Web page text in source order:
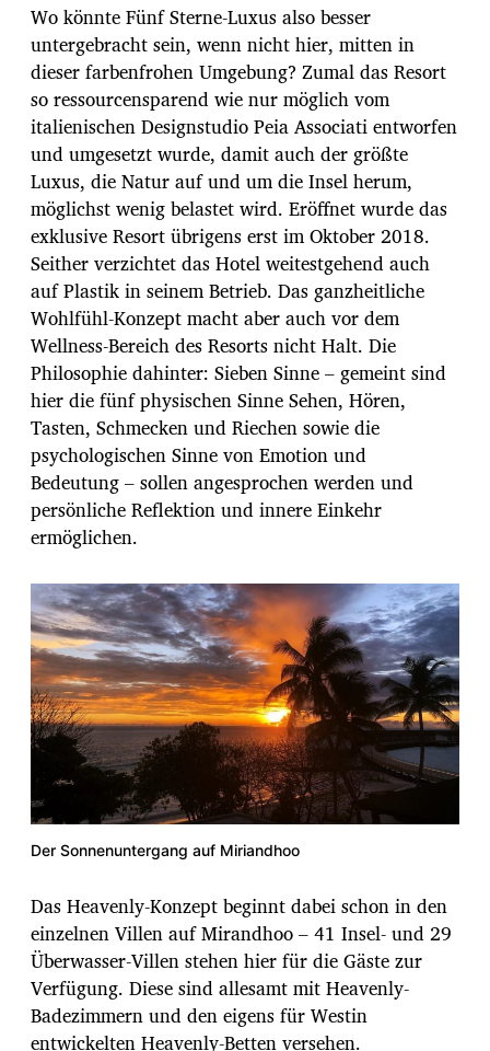
Wo könnte Fünf Sterne-Luxus also besser
untergebracht sein, wenn nicht hier, mitten in
dieser farbenfrohen Umgebung? Zumal das Resort
so ressourcensparend wie nur möglich vom
italienischen Designstudio Peia Associati entworfen
und umgesetzt wurde, damit auch der größte
Luxus, die Natur auf und um die Insel herum,
möglichst wenig belastet wird. Eröffnet wurde das
exklusive Resort übrigens erst im Oktober 2018.
Seither verzichtet das Hotel weitestgehend auch
auf Plastik in seinem Betrieb. Das ganzheitliche
Wohlfühl-Konzept macht aber auch vor dem
Wellness-Bereich des Resorts nicht Halt. Die
Philosophie dahinter: Sieben Sinne – gemeint sind
hier die fünf physischen Sinne Sehen, Hören,
Tasten, Schmecken und Riechen sowie die
psychologischen Sinne von Emotion und
Bedeutung – sollen angesprochen werden und
persönliche Reflektion und innere Einkehr
ermöglichen.
Der Sonnenuntergang auf Miriandhoo
Das Heavenly-Konzept beginnt dabei schon in den
einzelnen Villen auf Mirandhoo – 41 Insel- und 29
Überwasser-Villen stehen hier für die Gäste zur
Verfügung. Diese sind allesamt mit Heavenly-
Badezimmern und den eigens für Westin
entwickelten Heavenly-Betten versehen.